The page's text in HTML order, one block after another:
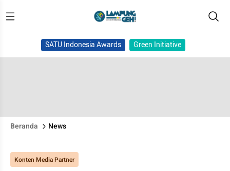
SATU Indonesia Awards Green Initiative
Beranda News
Konten Media Partner